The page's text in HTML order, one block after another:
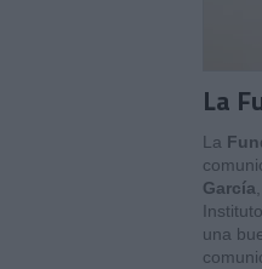
La
La
García
una